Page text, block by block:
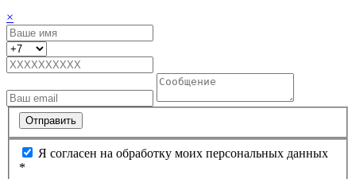
×
Отправить
Я согласен на обработку моих персональных данных
*